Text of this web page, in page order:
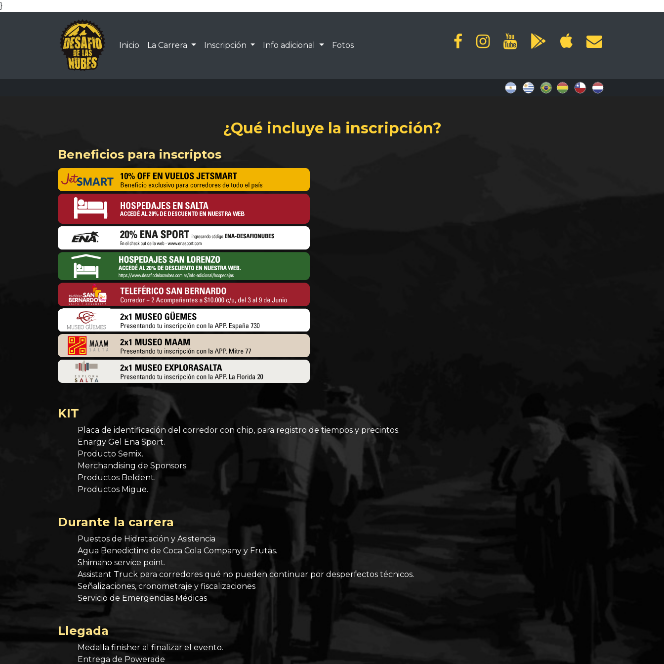
}
Inicio (current)
La Carrera Inscripción Info adicional Fotos
¿Qué incluye la inscripción?
Beneficios para inscriptos
KIT
Placa de identificación del corredor con chip, para registro de tiempos y precintos.
Enargy Gel Ena Sport.
Producto Semix.
Merchandising de Sponsors.
Productos Beldent.
Productos Migue.
Durante la carrera
Puestos de Hidratación y Asistencia
Agua Benedictino de Coca Cola Company y Frutas.
Shimano service point.
Assistant Truck para corredores qué no pueden continuar por desperfectos técnicos.
Señalizaciones, cronometraje y fiscalizaciones
Servicio de Emergencias Médicas
Llegada
Medalla finisher al finalizar el evento.
Entrega de Powerade